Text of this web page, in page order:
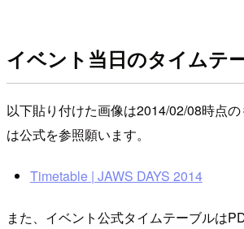
イベント当日のタイムテ
以下貼り付けた画像は2014/02/08時点
は公式を参照願います。
Timetable | JAWS DAYS 2014
また、イベント公式タイムテーブルは